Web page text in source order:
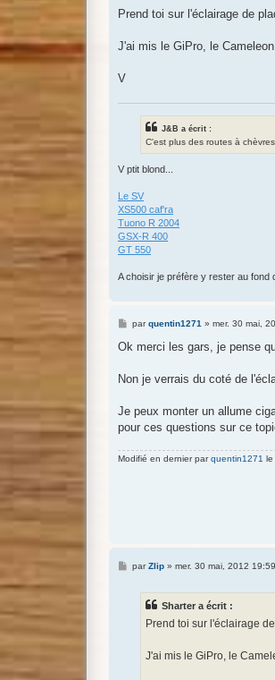
s
s
g
e
Prend toi sur l'éclairage de
J'ai mis le GiPro, le
V
J&B a écrit :
C'est plus des routes à
V ptit blond...
Le SV
XS500 caf'ra
Tuono R 2004
GSX-R 400
GT 550
A choisir je préfère y rester au fond
M
s
g
parquentin1271 » mer. 30 mai,
Ok merci les gars, je pense
Non je verrais du coté de
Je peux monter un allume
pour ces questions sur ce
Modifié en dernier parquentin1271 le
MparZlip» mer. 30 mai, 2012 19:59
Sharter a écrit :
Prend toi sur l'éclairage
J'ai mis le GiPro, le